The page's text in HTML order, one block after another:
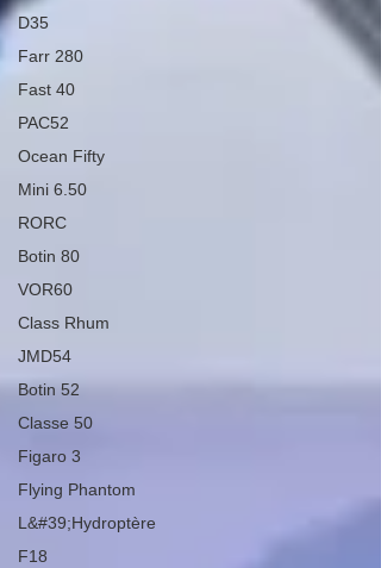
D35
Farr 280
Fast 40
PAC52
Ocean Fifty
Mini 6.50
RORC
Botin 80
VOR60
Class Rhum
JMD54
Botin 52
Classe 50
Figaro 3
Flying Phantom
L&#39;Hydroptère
F18